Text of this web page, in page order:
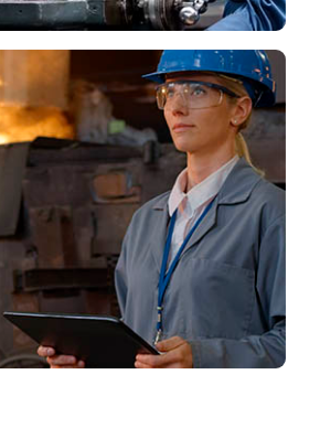
Engineering
ervaring en de nauwe
met onze klanten zijn wij in staat
producten voor bedrijven in de
sector te ontwikkelingen.
LEES MEER